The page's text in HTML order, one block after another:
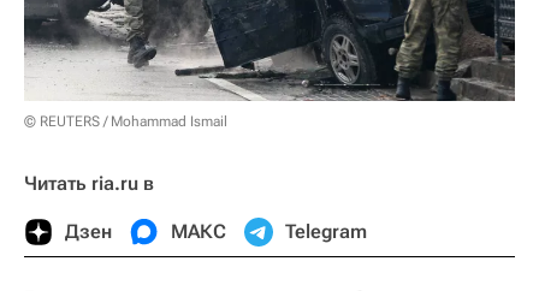
© REUTERS / Mohammad Ismail
Читать ria.ru в
Дзен МАКС Telegram